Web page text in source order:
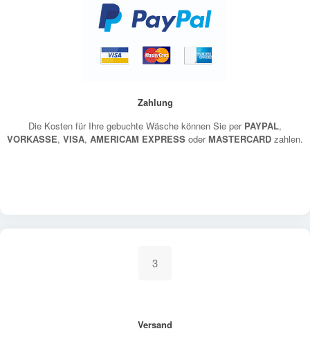
Zahlung
Die Kosten für Ihre gebuchte Wäsche können Sie per PAYPAL,
VORKASSE, VISA, AMERICAM EXPRESS oderMASTERCARD zahlen.
3
Versand